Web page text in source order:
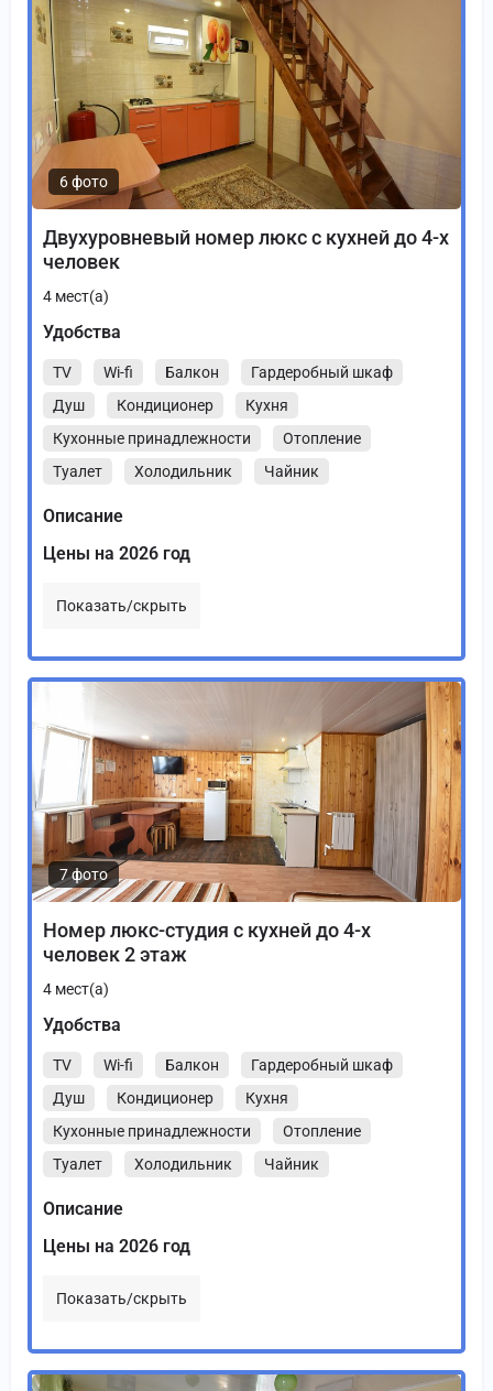
6 фото
Двухуровневый номер люкс с кухней до 4-х
человек
4 мест(а)
Удобства
TV Wi-fi Балкон
Гардеробный шкаф
Душ
Кондиционер
Кухня
Кухонные принадлежности
Отопление
Туалет
Холодильник Чайник
Описание
Цены на 2026 год
Показать/скрыть
7 фото
Номер люкс-студия с кухней до 4-х
человек 2 этаж
4 мест(а)
Удобства
TV Wi-fi Балкон
Гардеробный шкаф
Душ
Кондиционер
Кухня
Кухонные принадлежности
Отопление
Туалет
Холодильник Чайник
Описание
Цены на 2026 год
Показать/скрыть